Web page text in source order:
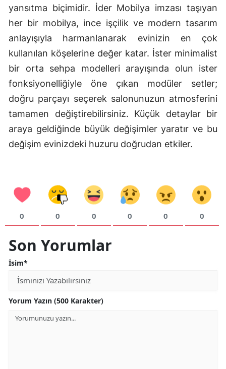
yansıtma biçimidir. İder Mobilya imzası taşıyan
her bir mobilya, ince işçilik ve modern tasarım
anlayışıyla harmanlanarak evinizin en çok
kullanılan köşelerine değer katar. İster minimalist
bir orta sehpa modelleri arayışında olun ister
fonksiyonelliğiyle öne çıkan modüler setler;
doğru parçayı seçerek salonunuzun atmosferini
tamamen değiştirebilirsiniz. Küçük detaylar bir
araya geldiğinde büyük değişimler yaratır ve bu
değişim evinizdeki huzuru doğrudan etkiler.
0 0 0 0 0 0
Son Yorumlar
İsim*
Yorum Yazın (500 Karakter)